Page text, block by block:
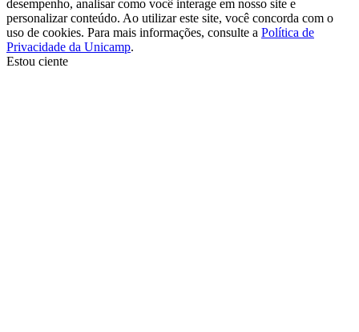
desempenho, analisar como você interage em nosso site e
personalizar conteúdo. Ao utilizar este site, você concorda com o
uso de cookies. Para mais informações, consulte a Política de
Privacidade da Unicamp.
Estou ciente